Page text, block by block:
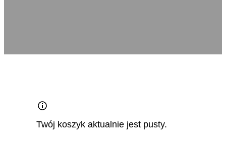
Twój koszyk aktualnie jest pusty.